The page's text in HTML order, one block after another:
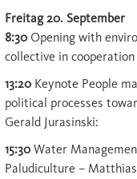
Freitag 20. September
8:30 Opening with
collective in
13:20 Keynote People
political processes
Gerald Jurasinski:
15:30 Water
Paludiculture –